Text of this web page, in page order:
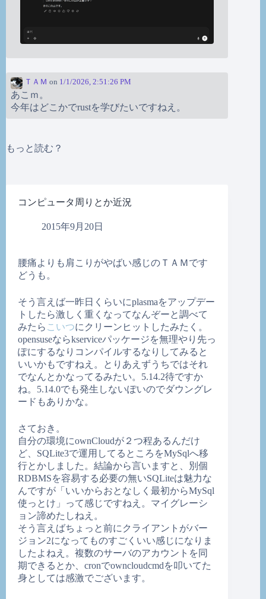
コンピュータ周りとか近況
2015年9月20日
腰痛よりも肩こりがやばい感じのＴＡＭです
どうも。
そう言えば一昨日くらいにplasmaをアップデー
トしたら激しく重くなってなんぞーと調べて
みたら こいつにクリーンヒットしたみたく。
opensuseならkserviceパッケージを無理やり先っ
ぽにするなりコンパイルするなりしてみると
いいかもですねえ。とりあえずうちではそれ
でなんとかなってるみたい。5.14.2待ですか
ね。5.14.0でも発生しないぽいのでダウングレ
ードもありかな。
さておき。
自分の環境にownCloudが２つ程あるんだけ
ど、SQLite3で運用してるところをMySqlへ移
行とかしました。結論から言いますと、別個
RDBMSを容易する必要の無いSQLiteは魅力な
んですが「いいからおとなしく最初からMySql
使っとけ」って感じですねえ。マイグレーシ
ョン諦めたしねえ。
そう言えばちょっと前にクライアントがバー
ジョン2になってものすごくいい感じになりま
したよねえ。複数のサーバのアカウントを同
期できるとか、cronでowncloudcmdを叩いてた
身としては感激でございます。
ＴＡＭ on 1/1/2026, 2:51:26 PM
あこｍ。
今年はどこかでrustを学びたいですねえ。
もっと読む？